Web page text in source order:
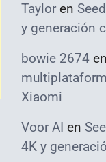
Taylor en
y generación
bowie 2674 en
Xiaomi
Voor AI en
4K y